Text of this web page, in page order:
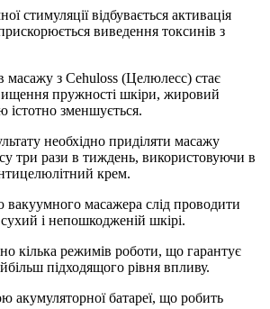
стимуляції відбувається активація
виведення токсинів з
масажу з Cehuloss (Целюлесс) стає
пружності шкіри, жировий
істотно зменшується.
необхідно приділяти масажу
три рази в тиждень, використовуючи в
крем.
масажера слід проводити
і непошкодженій шкірі.
кілька режимів роботи, що гарантує
підходящого рівня впливу.
акумуляторної батареї, що робить